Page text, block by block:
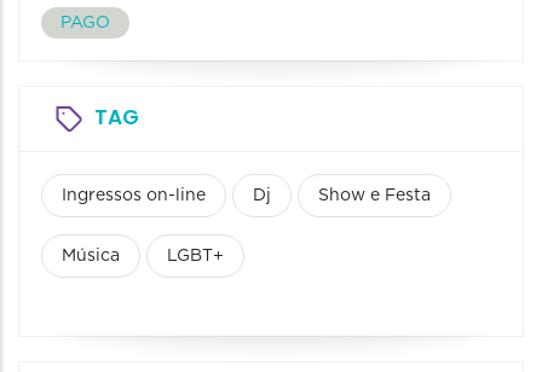
PAGO
TAG
Ingressos on-line Dj Show e Festa
Música LGBT+